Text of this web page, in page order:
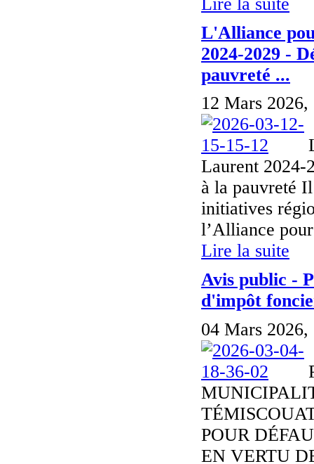
L'Alliance
2024-2029 -
pauvreté ...
12 Mars 2026,
Laurent 2024-
à la pauvreté
initiatives
l’Alliance
Lire la suite
Avis public -
d'impôt
04 Mars 2026,
POUR
EN VERTU